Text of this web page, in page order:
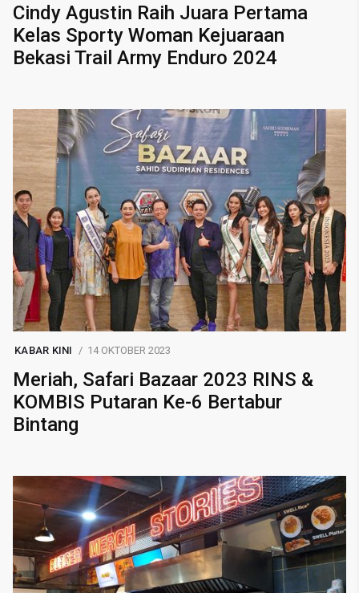
Cindy Agustin Raih Juara Pertama
Kelas Sporty Woman Kejuaraan
Bekasi Trail Army Enduro 2024
KABAR KINI 14 OKTOBER 2023
Meriah, Safari Bazaar 2023 RINS &
KOMBIS Putaran Ke-6 Bertabur
Bintang